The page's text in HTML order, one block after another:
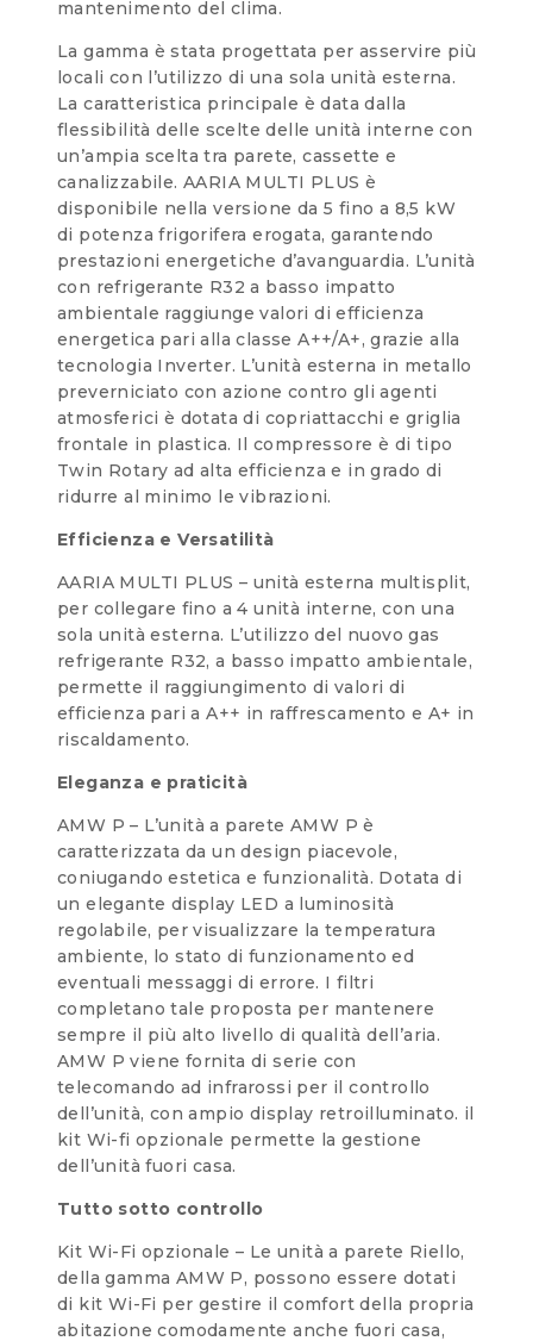
mantenimento del clima.
La gamma è stata progettata per asservire più
locali con l’utilizzo di una sola unità esterna.
La caratteristica principale è data dalla
flessibilità delle scelte delle unità interne con
un’ampia scelta tra parete, cassette e
canalizzabile. AARIA MULTI PLUS è
disponibile nella versione da 5 fino a 8,5 kW
di potenza frigorifera erogata, garantendo
prestazioni energetiche d’avanguardia. L’unità
con refrigerante R32 a basso impatto
ambientale raggiunge valori di efficienza
energetica pari alla classe A++/A+, grazie alla
tecnologia Inverter. L’unità esterna in metallo
preverniciato con azione contro gli agenti
atmosferici è dotata di copriattacchi e griglia
frontale in plastica. Il compressore è di tipo
Twin Rotary ad alta efficienza e in grado di
ridurre al minimo le vibrazioni.
Efficienza e Versatilità
AARIA MULTI PLUS – unità esterna multisplit,
per collegare fino a 4 unità interne, con una
sola unità esterna. L’utilizzo del nuovo gas
refrigerante R32, a basso impatto ambientale,
permette il raggiungimento di valori di
efficienza pari a A++ in raffrescamento e A+ in
riscaldamento.
Eleganza e praticità
AMW P – L’unità a parete AMW P è
caratterizzata da un design piacevole,
coniugando estetica e funzionalità. Dotata di
un elegante display LED a luminosità
regolabile, per visualizzare la temperatura
ambiente, lo stato di funzionamento ed
eventuali messaggi di errore. I filtri
completano tale proposta per mantenere
sempre il più alto livello di qualità dell’aria.
AMW P viene fornita di serie con
telecomando ad infrarossi per il controllo
dell’unità, con ampio display retroilluminato. il
kit Wi-fi opzionale permette la gestione
dell’unità fuori casa.
Tutto sotto controllo
Kit Wi-Fi opzionale – Le unità a parete Riello,
della gamma AMW P, possono essere dotati
di kit Wi-Fi per gestire il comfort della propria
abitazione comodamente anche fuori casa,